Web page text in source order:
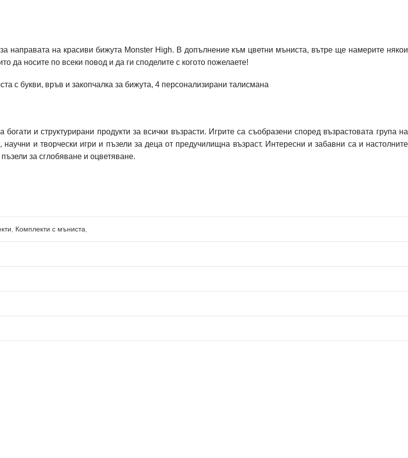
направата на красиви бижута Monster High. В допълнение към цветни мъниста, вътре ще намерите някои
да носите по всеки повод и да ги споделите с когото пожелаете!
с букви, връв и закопчалка за бижута, 4 персонализирани талисмана
и структурирани продукти за всички възрасти. Игрите са съобразени според възрастовата група на
и творчески игри и пъзели за деца от предучилищна възраст. Интересни и забавни са и настолните
за сглобяване и оцветяване.
Комплекти с мъниста